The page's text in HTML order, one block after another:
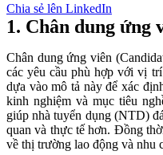
Chia sẻ lên LinkedIn
1. Chân dung ứng
Chân dung ứng viên
các yêu cầu phù hợp với vị
dựa vào mô tả này để xác
kinh nghiệm và mục tiêu
giúp nhà tuyển dụng (NTD)
quan và thực tế hơn. Đồng
về thị trường lao động và nhu